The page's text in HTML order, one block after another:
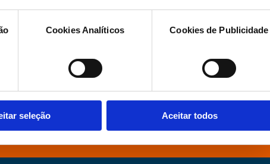
Cookies Analíticos Cookies de Publicidade
seleção Aceitar todos
algo específico?
Contactos Aderir Distritais